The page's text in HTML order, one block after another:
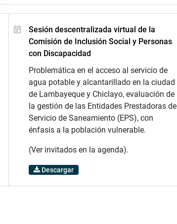
Sesión descentralizada virtual de la
Comisión de Inclusión Social y Personas
con Discapacidad
Problemática en el acceso al servicio de
agua potable y alcantarillado en la ciudad
de Lambayeque y Chiclayo, evaluación de
la gestión de las Entidades Prestadoras de
Servicio de Saneamiento (EPS), con
énfasis a la población vulnerable.
(Ver invitados en la agenda).
Descargar